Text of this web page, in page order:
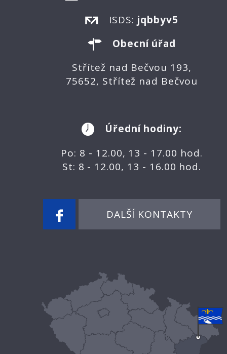
ISDS: jqbbyv5
Obecní úřad
Střítež nad Bečvou 193,
75652, Střítež nad Bečvou
Úřední hodiny:
Po: 8 - 12.00, 13 - 17.00 hod.
St: 8 - 12.00, 13 - 16.00 hod.
DALŠÍ KONTAKTY